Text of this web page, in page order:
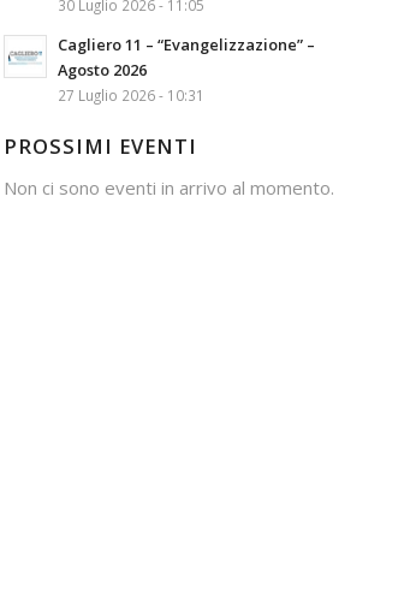
30 Luglio 2026 - 11:05
Cagliero 11 – “Evangelizzazione” –
Agosto 2026
27 Luglio 2026 - 10:31
PROSSIMI EVENTI
Non ci sono eventi in arrivo al momento.